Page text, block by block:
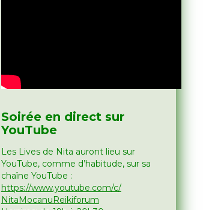
Soirée en direct sur
YouTube
Les Lives de Nita auront lieu sur
YouTube, comme d’habitude, sur sa
chaîne YouTube :
https://www.youtube.com/c/
NitaMocanuReikiforum